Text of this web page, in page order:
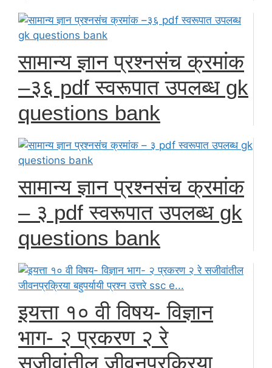
सामान्य ज्ञान प्रश्नसंच क्रमांक
–३६ pdf स्वरूपात उपलब्ध gk
questions bank
सामान्य ज्ञान प्रश्नसंच क्रमांक
– ३ pdf स्वरूपात उपलब्ध gk
questions bank
इयत्ता १० वी विषय- विज्ञान
भाग- २ प्रकरण २ रे
सजीवांतील जीवनप्रक्रिया